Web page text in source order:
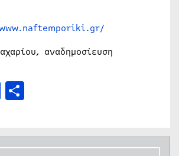
αναδημοσίευση
Messenger